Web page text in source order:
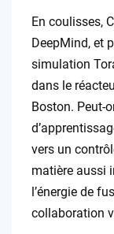
En coulisses,
DeepMind, et
simulation
dans le
Boston. Peut-
vers un
matière aussi
l’énergie de
collaboration